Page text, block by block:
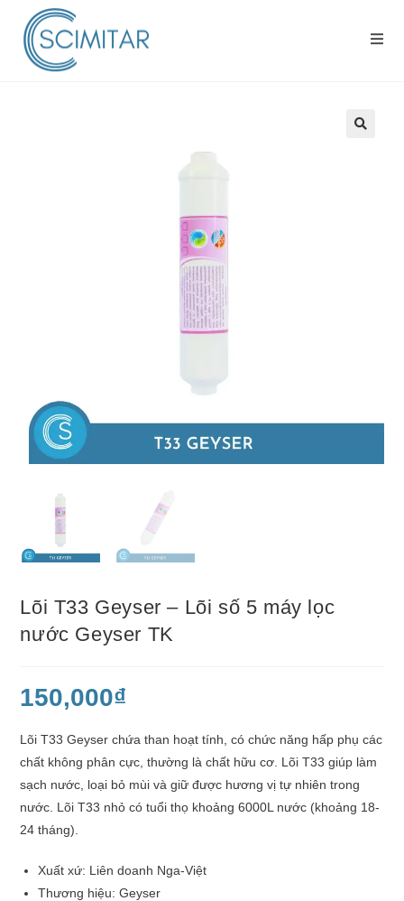
Lõi T33 Geyser – Lõi số 5 máy lọc
nước Geyser TK
150,000₫
Lõi T33 Geyser chứa than hoạt tính, có chức năng hấp phụ các
chất không phân cực, thường là chất hữu cơ. Lõi T33 giúp làm
sạch nước, loại bỏ mùi và giữ được hương vị tự nhiên trong
nước. Lõi T33 nhỏ có tuổi thọ khoảng 6000L nước (khoảng 18-
24 tháng).
Xuất xứ: Liên doanh Nga-Việt
Thương hiệu: Geyser